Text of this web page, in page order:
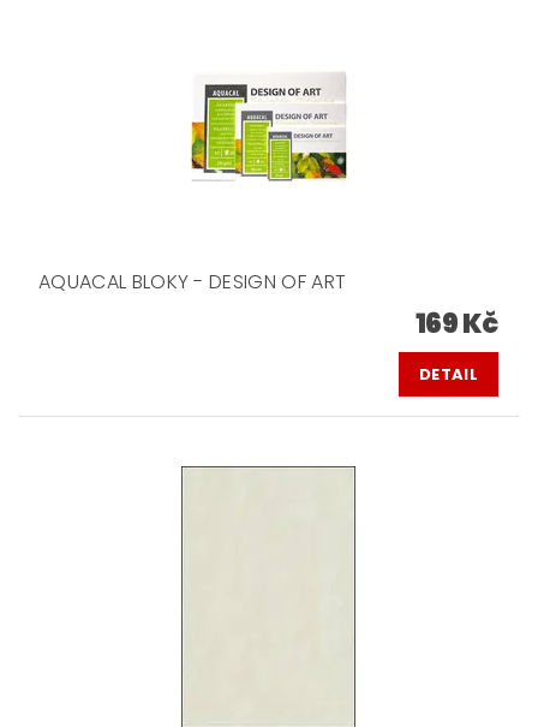
AQUACAL BLOKY - DESIGN OF ART
169 Kč
DETAIL